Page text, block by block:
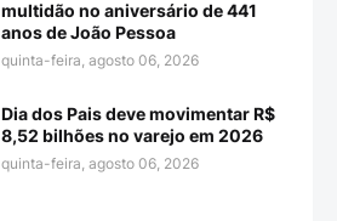
multidão no aniversário de 441
anos de João Pessoa
quinta-feira, agosto 06, 2026
Dia dos Pais deve movimentar R$
8,52 bilhões no varejo em 2026
quinta-feira, agosto 06, 2026